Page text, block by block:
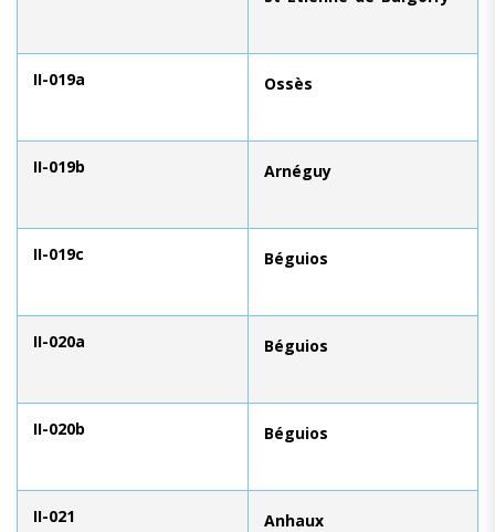
II-019a Ossès
II-019b Arnéguy
II-019c Béguios
II-020a Béguios
II-020b Béguios
II-021 Anhaux